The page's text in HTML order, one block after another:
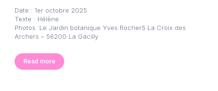
Date : 1er octobre 2025
Texte : Hélène
Photos :Le Jardin botanique Yves Rocher5 La Croix des
Archers – 56200 La Gacilly
Read more